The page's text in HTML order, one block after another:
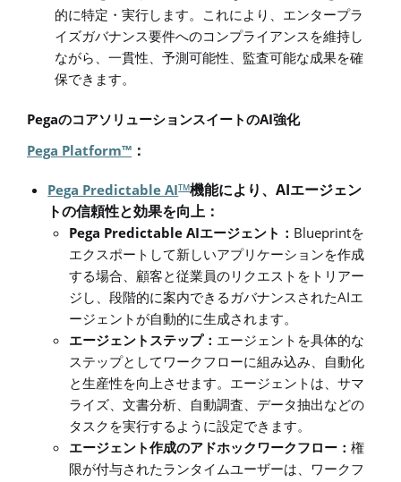
的に特定・実行します。これにより、エンタープラ
イズガバナンス要件へのコンプライアンスを維持し
ながら、一貫性、予測可能性、監査可能な成果を確
保できます。
PegaのコアソリューションスイートのAI強化
Pega Platform™ ：
Pega Predictable AITM機能により、AIエージェン
トの信頼性と効果を向上：
Pega Predictable AIエージェント： Blueprintを
エクスポートして新しいアプリケーションを作成
する場合、顧客と従業員のリクエストをトリアー
ジし、段階的に案内できるガバナンスされたAIエ
ージェントが自動的に生成されます。
エージェントステップ： エージェントを具体的な
ステップとしてワークフローに組み込み、自動化
と生産性を向上させます。エージェントは、サマ
ライズ、文書分析、自動調査、データ抽出などの
タスクを実行するように設定できます。
エージェント作成のアドホックワークフロー： 権
限が付与されたランタイムユーザーは、ワークフ